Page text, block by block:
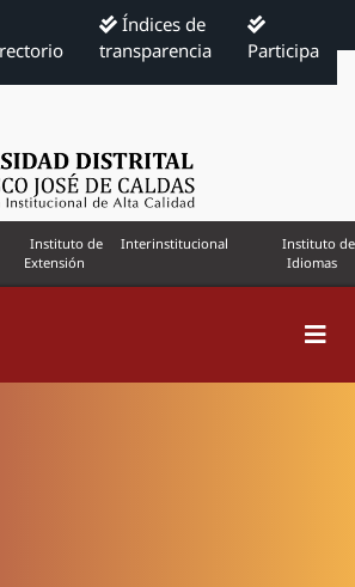
Índices de
transparencia
Participa
Instituto de
Extensión
Interinstitucional
Instituto de
Idiomas